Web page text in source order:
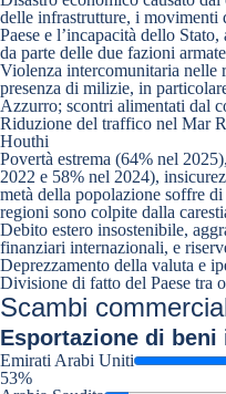
delle infrastrutture, i movimenti
Paese e l’incapacità dello
da parte delle due fazioni armate
Violenza intercomunitaria nelle
presenza di milizie, in
Azzurro; scontri alimentati dal
Riduzione del traffico nel Mar
Houthi
Povertà estrema (64% nel
2022 e 58% nel 2024),
metà della popolazione soffre
regioni sono colpite dalla
Debito estero insostenibile,
finanziari internazionali, e
Deprezzamento della valuta e
Divisione di fatto del Paese tra
Scambi
Esportazione di beni
Emirati Arabi Uniti
53%